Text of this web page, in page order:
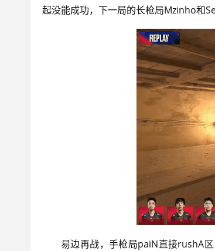
起没能成功，下一局的长枪局Mzinho和
易边再战，手枪局paiN直接rushA